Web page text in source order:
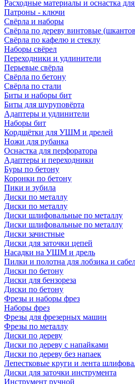
Расходные материалы и оснастка
Патроны - ключи
Свёрла и наборы
Свёрла по дереву винтовые
Свёрла по кафелю и стеклу
Наборы свёрел
Переходники и удлинители
Перьевые свёрла
Свёрла по бетону
Свёрла по стали
Биты и наборы бит
Биты для шуруповёрта
Адаптеры и удлинители
Наборы бит
Кордщётки для УШМ и дрелей
Ножи для рубанка
Оснастка для перфоратора
Адаптеры и переходники
Буры по бетону
Коронки по бетону
Пики и зубила
Диски по металлу
Диски по металлу
Диски шлифовальные по металлу
Диски шлифовальные по металлу
Диски зачистные
Диски для заточки цепей
Насадки на УШМ и дрель
Пилки и полотна для лобзика и
Диски по бетону
Диски для бензореза
Диски по бетону
Фрезы и наборы фрез
Наборы фрез
Фрезы для фрезерных машин
Фрезы по металлу
Диски по дереву
Диски по дереву с напайками
Диски по дереву без напаек
Лепестковые круги и лента
Диски для заточки инструмента
Инструмент ручной